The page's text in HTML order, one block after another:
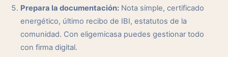
Prepara la documentación: Nota simple, certificado
energético, último recibo de IBI, estatutos de la
comunidad. Con eligemicasa puedes gestionar todo
con firma digital.